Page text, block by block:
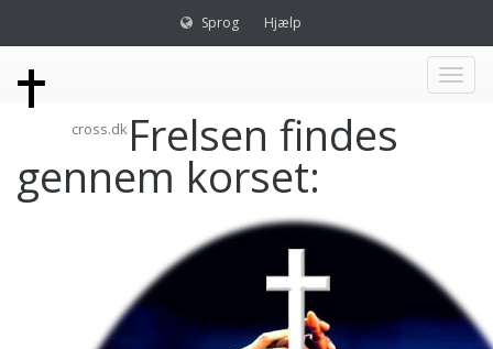
Sprog Hjælp
Toggle
cross.dkFrelsen findes
gennem korset: